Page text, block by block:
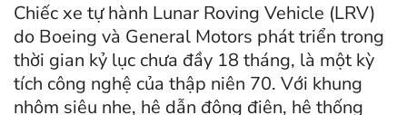
Chiếc xe tự hành Lunar Roving Vehicle (LRV)
do Boeing và General Motors phát triển trong
thời gian kỷ lục chưa đầy 18 tháng, là một kỳ
tích công nghệ của thập niên 70. Với khung
nhôm siêu nhẹ, hệ dẫn động điện, hệ thống